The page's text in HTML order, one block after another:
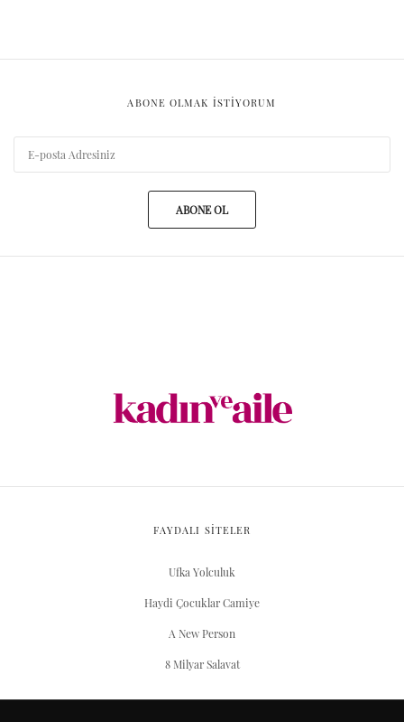
ABONE OLMAK ISTIYORUM
ABONE OL
FAYDALI SİTELER
Ufka Yolculuk
Haydi Çocuklar Camiye
A New Person
8 Milyar Salavat